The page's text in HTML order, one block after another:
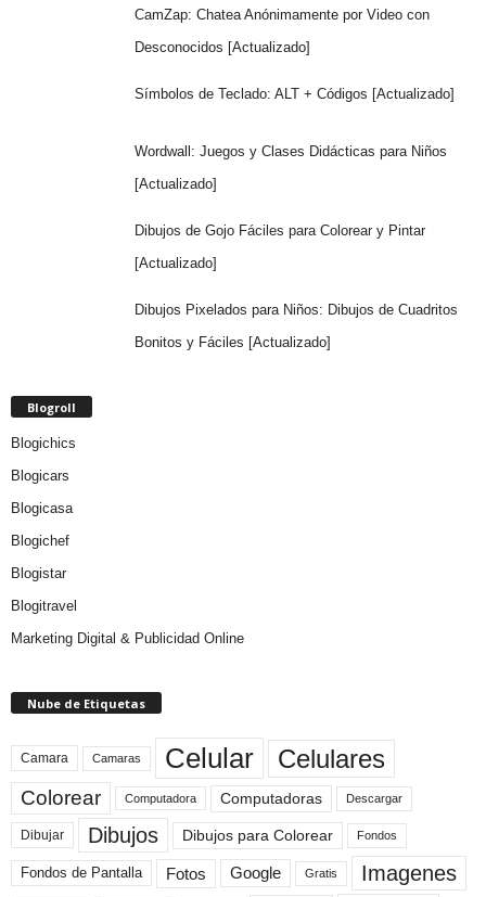
CamZap: Chatea Anónimamente por Video con
Desconocidos [Actualizado]
Símbolos de Teclado: ALT + Códigos [Actualizado]
Wordwall: Juegos y Clases Didácticas para Niños
[Actualizado]
Dibujos de Gojo Fáciles para Colorear y Pintar
[Actualizado]
Dibujos Pixelados para Niños: Dibujos de Cuadritos
Bonitos y Fáciles [Actualizado]
Blogroll
Blogichics
Blogicars
Blogicasa
Blogichef
Blogistar
Blogitravel
Marketing Digital & Publicidad Online
Nube de Etiquetas
Camara Camaras Celular Celulares
Colorear Computadora Computadoras Descargar
Dibujar Dibujos Dibujos para Colorear Fondos
Fondos de Pantalla Fotos Google Gratis Imagenes